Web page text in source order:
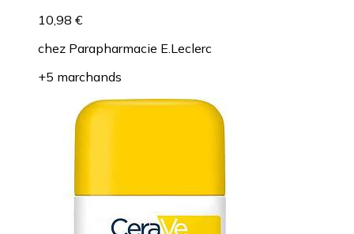
10,98 €
chez Parapharmacie E.Leclerc
+5 marchands